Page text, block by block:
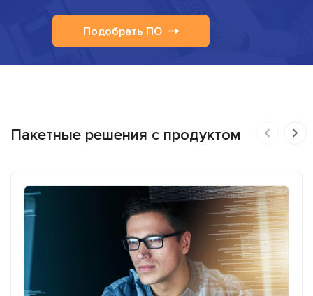
Подобрать ПО
Пакетные решения с продуктом